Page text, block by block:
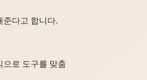
준다고 합니다.
으로 도구를 맞춤